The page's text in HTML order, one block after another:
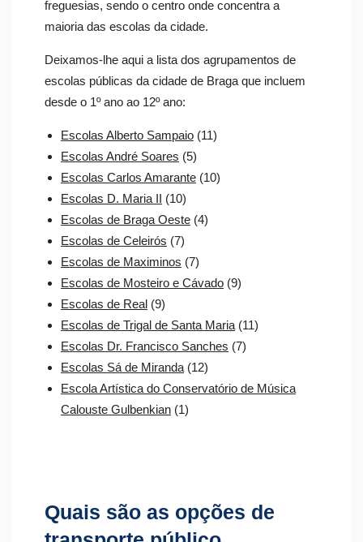
freguesias, sendo o centro onde concentra a
maioria das escolas da cidade.
Deixamos-lhe aqui a lista dos agrupamentos de
escolas públicas da cidade de Braga que incluem
desde o 1º ano ao 12º ano:
Escolas Alberto Sampaio (11)
Escolas André Soares (5)
Escolas Carlos Amarante (10)
Escolas D. Maria II (10)
Escolas de Braga Oeste (4)
Escolas de Celeirós (7)
Escolas de Maximinos (7)
Escolas de Mosteiro e Cávado (9)
Escolas de Real (9)
Escolas de Trigal de Santa Maria (11)
Escolas Dr. Francisco Sanches (7)
Escolas Sá de Miranda (12)
Escola Artística do Conservatório de Música
Calouste Gulbenkian (1)
Quais são as opções de